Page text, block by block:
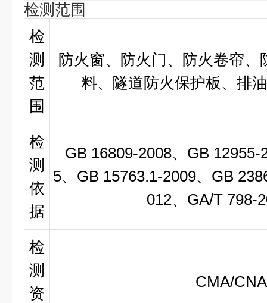
检测范围
检
测
范
围
防火窗、防火门、防火卷帘
料、隧道防火保护板、排
检
测
依
据
GB 16809-2008、 GB 12955-
5、 GB 15763.1-2009、GB
012、GA/T
检
测
资
CMA/